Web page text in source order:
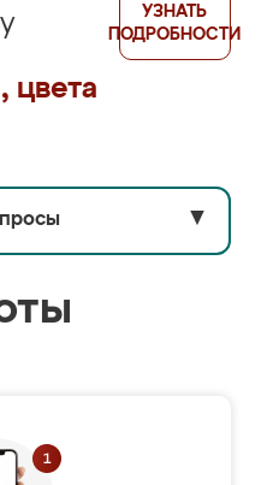
УЗНАТЬ
ПОДРОБНОСТИ
▼